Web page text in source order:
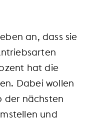
an, dass sie
hat die
Dabei wollen
der nächsten
und